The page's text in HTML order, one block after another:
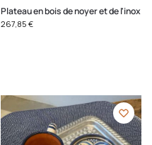
Plateau en bois de noyer et de l'inox
267,85 €